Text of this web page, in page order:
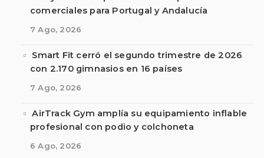
comerciales para Portugal y Andalucía
7 Ago, 2026
Smart Fit cerró el segundo trimestre de 2026
con 2.170 gimnasios en 16 países
7 Ago, 2026
AirTrack Gym amplía su equipamiento inflable
profesional con podio y colchoneta
6 Ago, 2026